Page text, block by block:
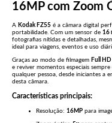
16MP com Zoom
A Kodak FZ55 é a câmara digital
portabilidade. Com um sensor de 16
fotografias nítidas e detalhadas,
ideal para viagens, eventos e uso
Graças ao modo de filmagem Full
e reviver momentos especiais
qualquer pessoa, desde iniciantes a
desta câmara.
Características principais:
Resolução: 16MP para